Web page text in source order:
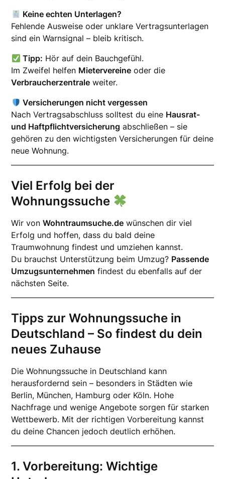
Keine echten Unterlagen?
Fehlende Ausweise oder unklare Vertragsunterlagen
sind ein Warnsignal – bleib kritisch.
Tipp: Hör auf dein Bauchgefühl.
Im Zweifel helfen Mietervereine oder die
Verbraucherzentrale weiter.
Versicherungen nicht vergessen
Nach Vertragsabschluss solltest du eine Hausrat-
und Haftpflichtversicherung abschließen – sie
gehören zu den wichtigsten Versicherungen für deine
neue Wohnung.
Viel Erfolg bei der
Wohnungssuche
Wir vonWohntraumsuche.de wünschen dir viel
Erfolg und hoffen, dass du bald deine
Traumwohnung findest und umziehen kannst.
Du brauchst Unterstützung beim Umzug? Passende
Umzugsunternehmen findest du ebenfalls auf der
nächsten Seite.
Tipps zur Wohnungssuche in
Deutschland – So findest du dein
neues Zuhause
Die Wohnungssuche in Deutschland kann
herausfordernd sein – besonders in Städten wie
Berlin, München, Hamburg oder Köln. Hohe
Nachfrage und wenige Angebote sorgen für starken
Wettbewerb. Mit der richtigen Vorbereitung kannst
du deine Chancen jedoch deutlich erhöhen.
1. Vorbereitung: Wichtige